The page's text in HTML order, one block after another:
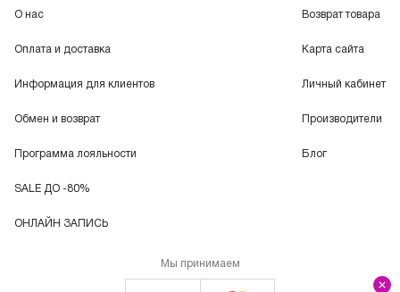
О нас
Оплата и доставка
Информация для клиентов
Обмен и возврат
Программа лояльности
SALE ДО -80%
ОНЛАЙН ЗАПИСЬ
Возврат товара
Карта сайта
Личный кабинет
Производители
Блог
Мы принимаем